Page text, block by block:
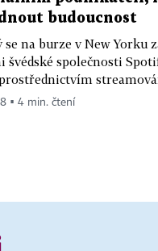
budoucnost
se na burze v New Yorku
švédské společnosti
▪ 4 min. čtení